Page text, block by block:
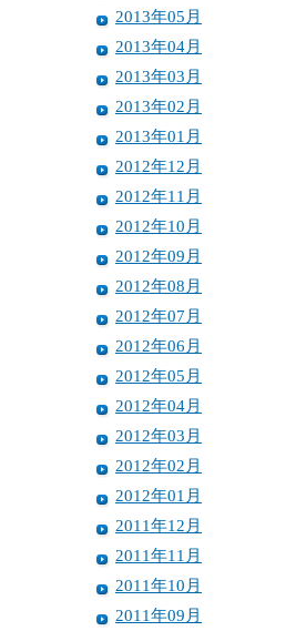
2013年05月
2013年04月
2013年03月
2013年02月
2013年01月
2012年12月
2012年11月
2012年10月
2012年09月
2012年08月
2012年07月
2012年06月
2012年05月
2012年04月
2012年03月
2012年02月
2012年01月
2011年12月
2011年11月
2011年10月
2011年09月